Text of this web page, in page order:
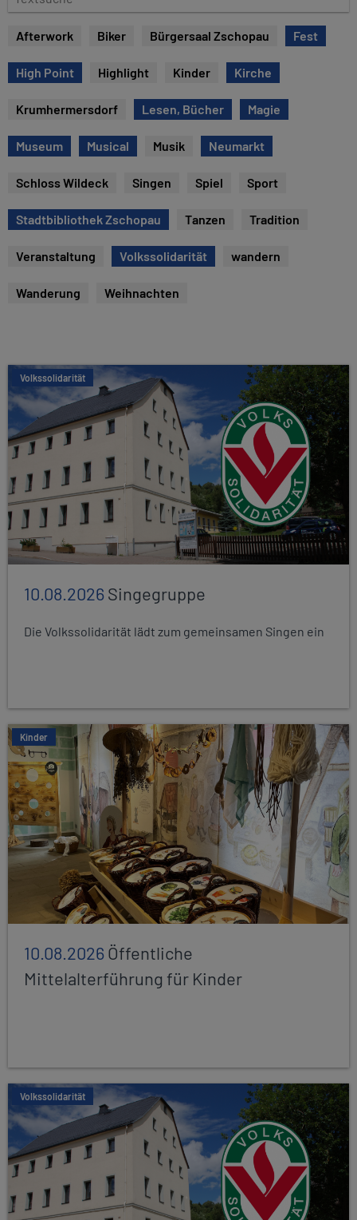
e
s
u
e
Afterwork Biker Bürgersaal Zschopau Fest
High Point Highlight Kinder Kirche
Krumhermersdorf Lesen, Bücher Magie
Museum Musical Musik Neumarkt
Schloss Wildeck Singen Spiel Sport
Stadtbibliothek Zschopau Tanzen Tradition
Veranstaltung Volkssolidarität wandern
Wanderung Weihnachten
Volkssolidarität
10.08.2026Singegruppe
Die Volkssolidarität lädt zum gemeinsamen Singen ein
Kinder
10.08.2026Öffentliche
Mittelalterführung für Kinder
Volkssolidarität